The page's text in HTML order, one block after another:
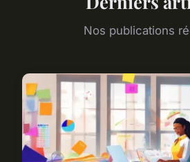
Nos publications